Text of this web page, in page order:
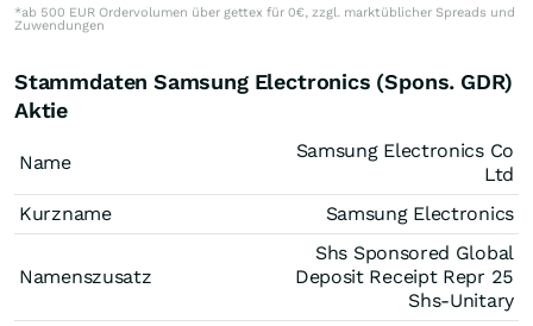
*ab 500 EUR Ordervolumen über gettex für 0€, zzgl. marktüblicher Spreads und
Zuwendungen
Stammdaten Samsung Electronics (Spons. GDR)
Aktie
Name
Samsung Electronics Co
Ltd
Kurzname
Samsung Electronics
Namenszusatz
Shs Sponsored Global
Deposit Receipt Repr 25
Shs-Unitary